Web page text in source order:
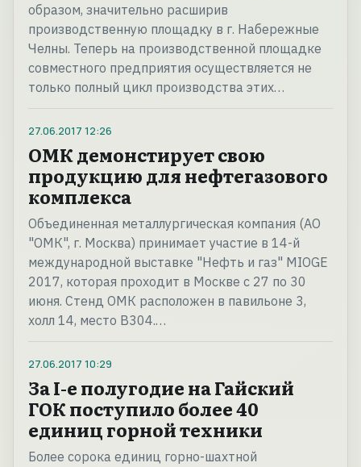
образом, значительно расширив
производственную площадку в г. Набережные
Челны. Теперь на производственной площадке
совместного предприятия осуществляется не
только полный цикл производства этих…
27.06.2017 12:26
ОМК демонстирует свою
продукцию для нефтегазового
комплекса
Объединенная металлургическая компания (АО
"ОМК", г. Москва) принимает участие в 14-й
международной выставке "Нефть и газ" MIOGE
2017, которая проходит в Москве с 27 по 30
июня. Стенд ОМК расположен в павильоне 3,
холл 14, место В304.…
27.06.2017 10:29
За I-е полугодие на Гайский
ГОК поступило более 40
единиц горной техники
Более сорока единиц горно-шахтной